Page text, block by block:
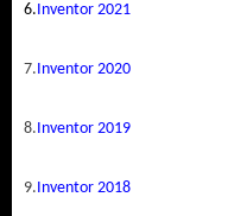
6.Inventor 2021
7.Inventor 2020
8.Inventor 2019
9.Inventor 2018